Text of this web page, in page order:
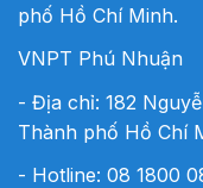
phố Hồ Chí Minh.
VNPT Phú Nhuận
- Địa chỉ: 182
Thành phố Hồ Chí
- Hotline: 08 1800